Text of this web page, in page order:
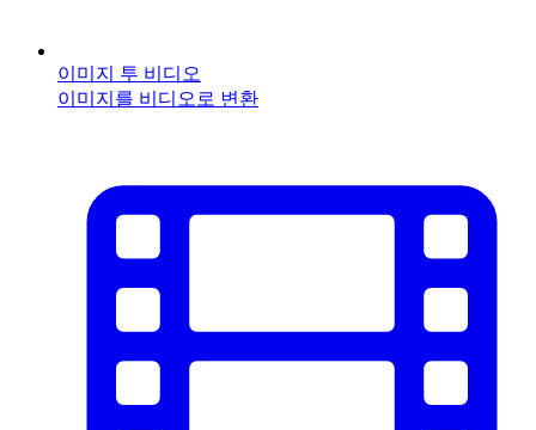
이미지 투 비디오
이미지를 비디오로 변환